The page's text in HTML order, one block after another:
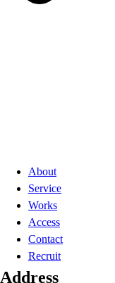
About
Service
Works
Access
Contact
Recruit
Address